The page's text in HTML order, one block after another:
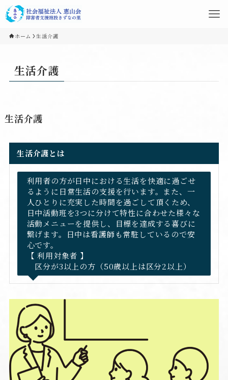
ホーム 生活介護
生活介護
生活介護
生活介護とは
利用者の方が日中における生活を快適に過ごせ
るように日常生活の支援を行います。また、一
人ひとりに充実した時間を過ごして頂くため、
日中活動班を3つに分けて特性に合わせた様々な
活動メニューを提供し、目標を達成する喜びに
繋げます。日中は看護師も常駐しているので安
心です。
【 利用対象者 】
区分が3以上の方（50歳以上は区分2以上）